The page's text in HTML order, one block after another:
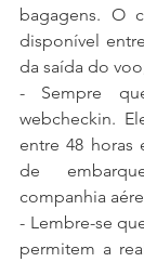
bagagens. O
disponível
da saída do
- Sempre
webcheckin.
entre 48 horas
de
companhia
- Lembre-se
permitem a